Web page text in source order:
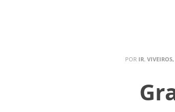
POR IR. VIVEIROS,